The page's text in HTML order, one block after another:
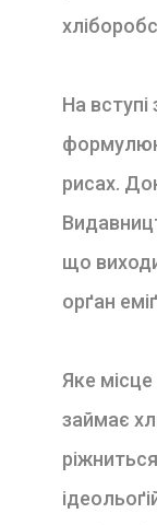
На
рисах.
що
орґан
Яке місце
займає